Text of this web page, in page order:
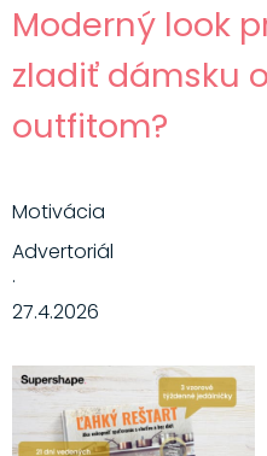
Moderný look
zladiť dámsku
outfitom?
Motivácia
Advertoriál
·
27.4.2026